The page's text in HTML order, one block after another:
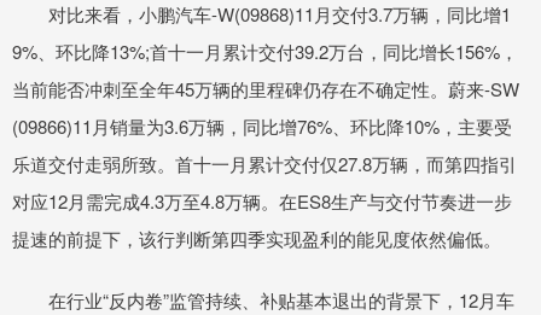
对比来看，小鹏汽车-W(09868)11月交付3.7万辆，同比增1
9%、环比降13%;首十一月累计交付39.2万台，同比增长156%，
当前能否冲刺至全年45万辆的里程碑仍存在不确定性。蔚来-SW
(09866)11月销量为3.6万辆，同比增76%、环比降10%，主要受
乐道交付走弱所致。首十一月累计交付仅27.8万辆，而第四指引
对应12月需完成4.3万至4.8万辆。在ES8生产与交付节奏进一步
提速的前提下，该行判断第四季实现盈利的能见度依然偏低。
在行业“反内卷”监管持续、补贴基本退出的背景下，12月车